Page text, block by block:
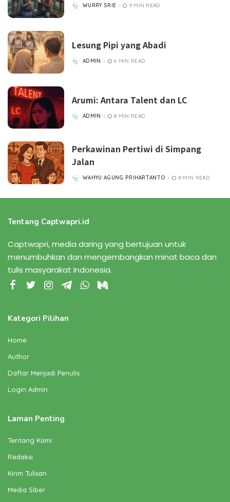
POSTED
BY
WURRY SRIE 9 MIN READ
Lesung Pipi yang Abadi
POSTED
BY
ADMIN 6 MIN READ
Arumi: Antara Talent dan LC
POSTED
BY
ADMIN 8 MIN READ
Perkawinan Pertiwi di Simpang
Jalan
POSTED
BY
WAHYU AGUNG PRIHARTANTO 8 MIN READ
Tentang Captwapri.id
Captwapri, media daring yang bertujuan untuk
menumbuhkan dan mengembangkan minat baca dan
tulis masyarakat Indonesia.
Kategori Pilihan
Home
Author
Daftar Menjadi Penulis
Login Admin
Laman Penting
Tentang Kami
Redaksi
Kirim Tulisan
Media Siber